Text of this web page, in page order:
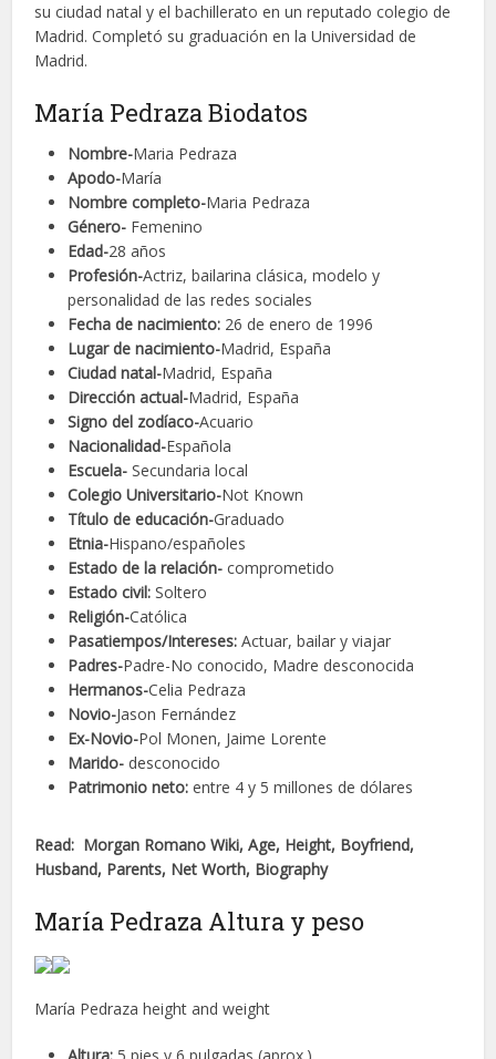
su ciudad natal y el bachillerato en un reputado colegio de
Madrid. Completó su graduación en la Universidad de
Madrid.
María Pedraza Biodatos
Nombre-Maria Pedraza
Apodo-María
Nombre completo-Maria Pedraza
Género- Femenino
Edad-28 años
Profesión-Actriz, bailarina clásica, modelo y
personalidad de las redes sociales
Fecha de nacimiento: 26 de enero de 1996
Lugar de nacimiento-Madrid, España
Ciudad natal-Madrid, España
Dirección actual-Madrid, España
Signo del zodíaco-Acuario
Nacionalidad-Española
Escuela- Secundaria local
Colegio Universitario-Not Known
Título de educación-Graduado
Etnia-Hispano/españoles
Estado de la relación- comprometido
Estado civil: Soltero
Religión-Católica
Pasatiempos/Intereses: Actuar, bailar y viajar
Padres-Padre-No conocido, Madre desconocida
Hermanos-Celia Pedraza
Novio-Jason Fernández
Ex-Novio-Pol Monen, Jaime Lorente
Marido- desconocido
Patrimonio neto: entre 4 y 5 millones de dólares
Read: Morgan Romano Wiki, Age, Height, Boyfriend,
Husband, Parents, Net Worth, Biography
María Pedraza Altura y peso
María Pedraza height and weight